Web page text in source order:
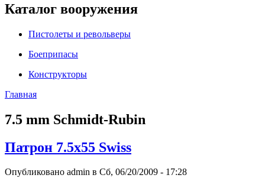
Каталог вооружения
Пистолеты и револьверы
Боеприпасы
Конструкторы
Главная
7.5 mm Schmidt-Rubin
Патрон 7.5x55 Swiss
Опубликовано admin в Сб, 06/20/2009 - 17:28